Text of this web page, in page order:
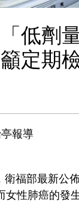
低劑
定期
報導
福部最新公
性肺癌的發